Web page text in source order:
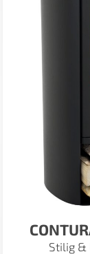
Stilig &